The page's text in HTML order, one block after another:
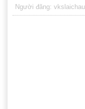
Người đăng: vkslaichau